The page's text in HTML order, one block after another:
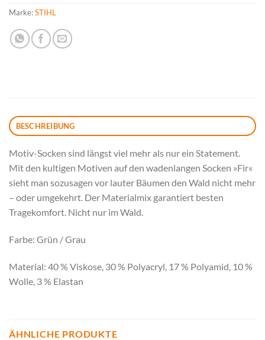
Marke:STIHL
BESCHREIBUNG
Motiv-Socken sind längst viel mehr als nur ein Statement.
Mit den kultigen Motiven auf den wadenlangen Socken »Fir«
sieht man sozusagen vor lauter Bäumen den Wald nicht mehr
– oder umgekehrt. Der Materialmix garantiert besten
Tragekomfort. Nicht nur im Wald.
Farbe: Grün / Grau
Material: 40 % Viskose, 30 % Polyacryl, 17 % Polyamid, 10 %
Wolle, 3 % Elastan
ÄHNLICHE PRODUKTE